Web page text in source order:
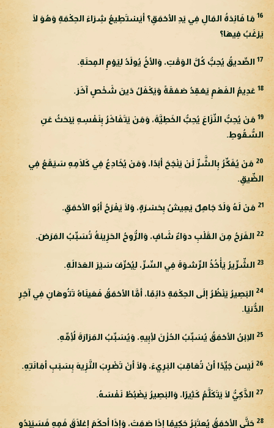
16 مَا فَائِدَةُ المَالِ فِي يَدِ الأحْمَقِ؟ أيَسْتَطِيعُ شِرَاءَ الحِكْمَةِ وَهُوَ لَا
يَرْغَبُ فِيهَا؟
17 الصِّديقُ يُحِبُّ كُلَّ الوَقْتِ، وَالأخُ يُولَدُ لِيَوْمِ المِحنَةِ.
18 عَدِيمُ الفَهْمِ يَعْقِدُ صَفقَةً وَيَكْفَلُ دَينَ شَخْصٍ آخَرَ.
19 مَنْ يُحِبُّ النِّزَاعَ يُحِبُّ الخَطِيَّةَ، وَمَنْ يَتَفَاخَرُ بِنَفْسِهِ يَبْحَثُ عَنِ
السُّقُوطِ.
20 مَنْ يُفَكِّرُ بِالشَّرِّ لَنْ يَنْجَحَ أبَدًا، وَمَنْ يُخَادِعُ فِي كَلَامِهِ سَيَقَعُ فِي
الضِّيقِ.
21 مَنْ لَهُ وَلَدٌ جَاهِلٌ يَعِيشُ بِحَسْرَةٍ، وَلَا يَفْرَحُ أبُو الأحْمَقِ.
22 الفَرَحُ مِنَ القَلْبِ دوَاءٌ شَافٍ، وَالرُّوحُ الحَزِينةُ تُسَبِّبُ المَرَضَ.
23 الشِّرِّيرُ يَأْخُذُ الرِّشوَةَ فِي السِّرِّ، لِيُحْرِّفَ سَيْرَ العَدَالَةِ.
24 البَصِيرُ يَنْظُرُ إلَى الحِكْمَةِ دَائِمًا، أمَّا الأحْمَقُ فَعَينَاهُ تَتُوهَانِ فِي آخِرِ
الدُّنيَا.
25 الِابْنُ الأحْمَقُ يُسَبِّبُ الحُزْنَ لِأبِيهِ، وَيُسَبِّبُ المَرَارَةَ لِأُمِّهِ.
26 لَيْسَ جَيِّدًا أنْ تُعَاقِبَ البَرِيءَ، وَلَا أنْ تَضْرِبَ النَّزِيهَ بِسَبَبِ أمَانَتِهِ.
27 الذَّكِيُّ لَا يَتَكَلَّمُ كَثِيرًا، وَالبَصِيرُ يَضْبُطُ نَفْسَهُ.
28 حَتَّى الأحْمَقُ يُعتَبَرُ حَكِيمًا إذَا صَمَتَ، وَإذَا أحكَمَ إغلَاقَ فَمِهِ فَسَيَبْدُو